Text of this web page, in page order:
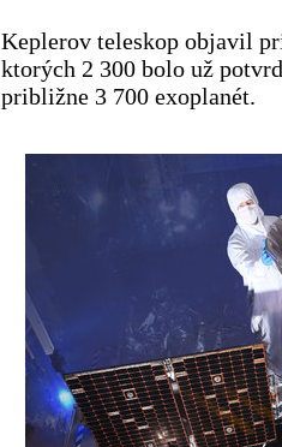
Keplerov teleskop objavil
ktorých 2 300 bolo už
približne 3 700 exoplanét.